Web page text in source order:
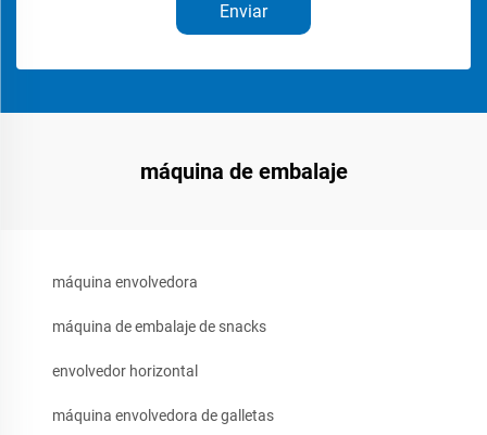
Enviar
máquina de embalaje
máquina envolvedora
máquina de embalaje de snacks
envolvedor horizontal
máquina envolvedora de galletas